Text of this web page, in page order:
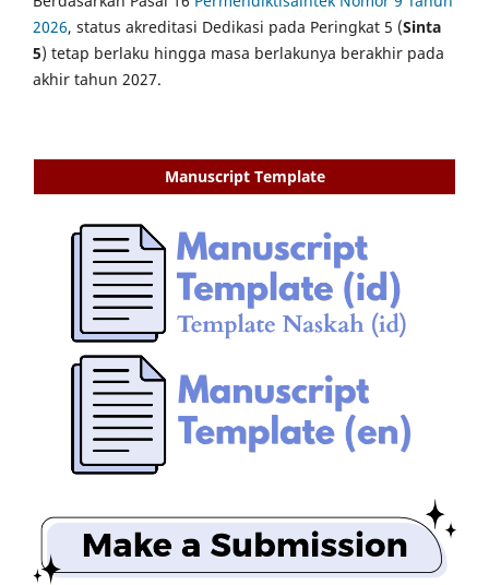
2026, status akreditasi Dedikasi pada Peringkat 5 (Sinta
5) tetap berlaku hingga masa berlakunya berakhir pada
akhir tahun 2027.
Manuscript Template